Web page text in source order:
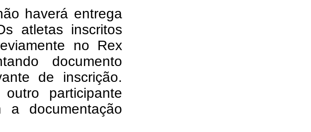
haverá entrega
atletas inscritos
no Rex
documento
de inscrição.
participante
a documentação